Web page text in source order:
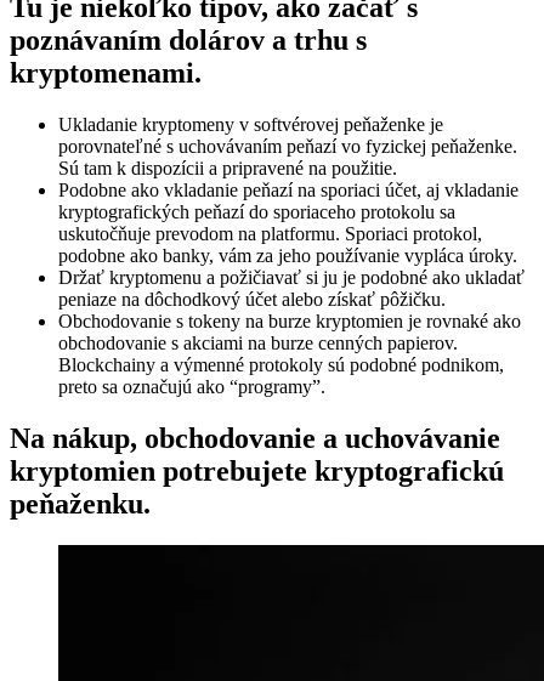
Tu je niekoľko tipov, ako začať s
poznávaním dolárov a trhu s
kryptomenami.
Ukladanie kryptomeny v softvérovej peňaženke je
porovnateľné s uchovávaním peňazí vo fyzickej peňaženke.
Sú tam k dispozícii a pripravené na použitie.
Podobne ako vkladanie peňazí na sporiaci účet, aj vkladanie
kryptografických peňazí do sporiaceho protokolu sa
uskutočňuje prevodom na platformu. Sporiaci protokol,
podobne ako banky, vám za jeho používanie vypláca úroky.
Držať kryptomenu a požičiavať si ju je podobné ako ukladať
peniaze na dôchodkový účet alebo získať pôžičku.
Obchodovanie s tokeny na burze kryptomien je rovnaké ako
obchodovanie s akciami na burze cenných papierov.
Blockchainy a výmenné protokoly sú podobné podnikom,
preto sa označujú ako “programy”.
Na nákup, obchodovanie a uchovávanie
kryptomien potrebujete kryptografickú
peňaženku.